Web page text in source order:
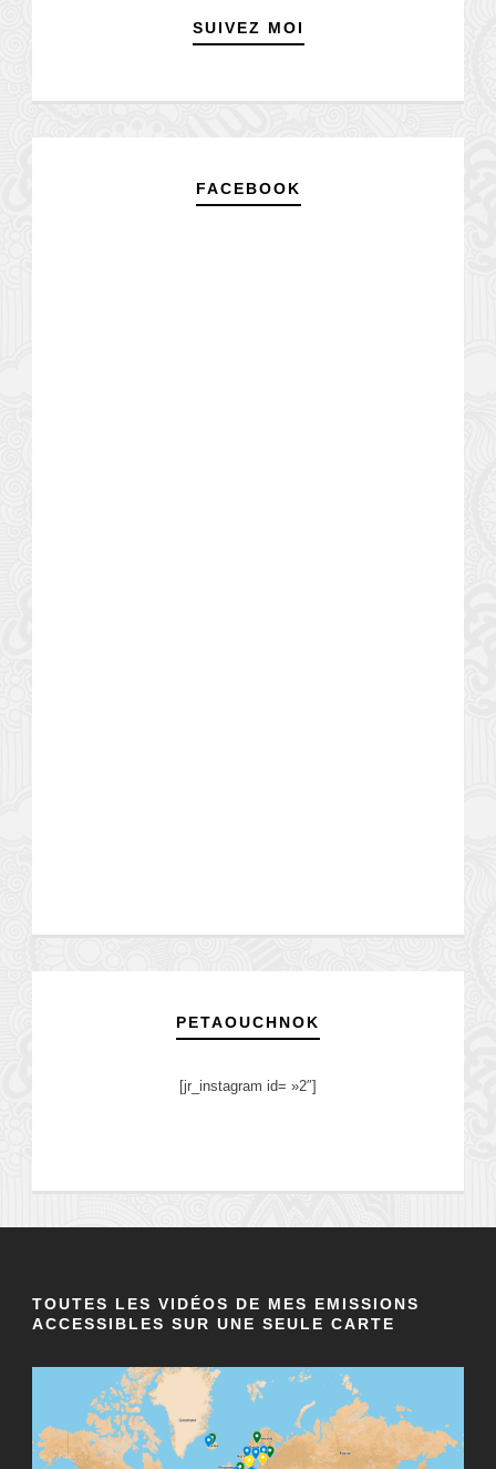
SUIVEZ MOI
FACEBOOK
PETAOUCHNOK
[jr_instagram id= »2″]
TOUTES LES VIDÉOS DE MES EMISSIONS
ACCESSIBLES SUR UNE SEULE CARTE